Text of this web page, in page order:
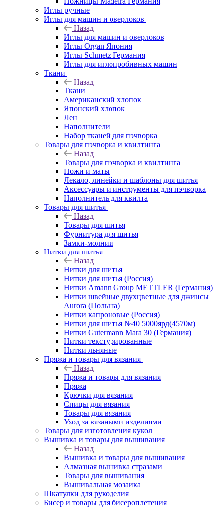
Иглы ручные
Иглы для машин и оверлоков
Назад
Иглы для машин и оверлоков
Иглы Organ Япония
Иглы Schmetz Германия
Иглы для иглопробивных машин
Ткани
Назад
Ткани
Американский хлопок
Японский хлопок
Лен
Наполнители
Набор тканей для пэчворка
Товары для пэчворка и квилтинга
Назад
Товары для пэчворка и квилтинга
Ножи и маты
Лекало, линейки и шаблоны для шитья
Аксессуары и инструменты для пэчворка
Наполнитель для квилта
Товары для шитья
Назад
Товары для шитья
Фурнитура для шитья
Замки-молнии
Нитки для шитья
Назад
Нитки для шитья
Нитки для шитья (Россия)
Нитки Amann Group METTLER (Германия)
Нитки швейные двухцветные для джинсы
Aurora (Польша)
Нитки капроновые (Россия)
Нитки для шитья №40 5000ярд(4570м)
Нитки Gutermann Mara 30 (Германия)
Нитки текстурированные
Нитки льняные
Пряжа и товары для вязания
Назад
Пряжа и товары для вязания
Пряжа
Крючки для вязания
Спицы для вязания
Товары для вязания
Уход за вязаными изделиями
Товары для изготовления кукол
Вышивка и товары для вышивания
Назад
Вышивка и товары для вышивания
Алмазная вышивка стразами
Товары для вышивания
Вышивальная мозаика
Шкатулки для рукоделия
Бисер и товары для бисероплетения